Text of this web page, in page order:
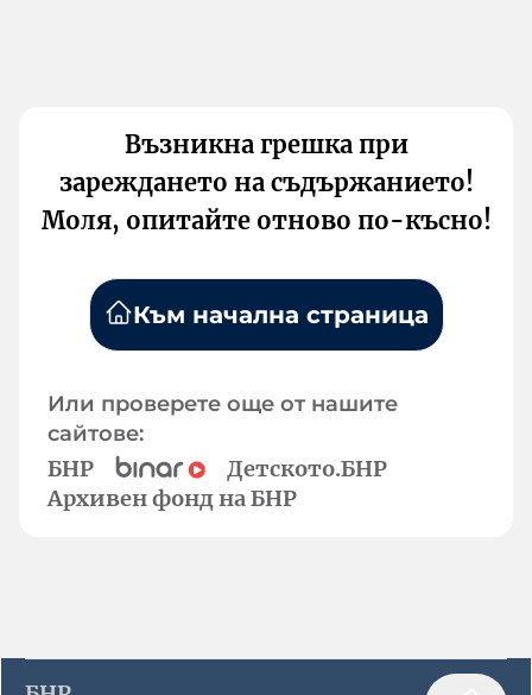
Възникна грешка при
зареждането на съдържанието!
Моля, опитайте отново по-късно!
Към начална страница
Или проверете още от нашите
сайтове:
БНР
Детското.БНР
Архивен фонд на БНР